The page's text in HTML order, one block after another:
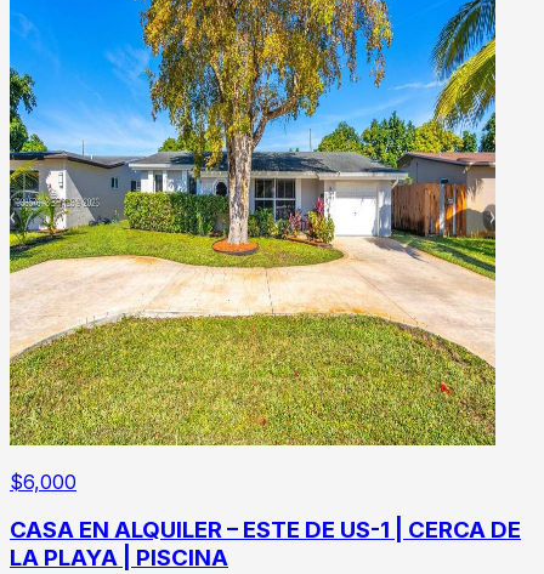
$6,000
CASA EN ALQUILER – ESTE DE US-1 | CERCA DE
LA PLAYA | PISCINA